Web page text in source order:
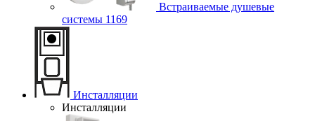
Встраиваемые душевые
системы 1169
Инсталляции
Инсталляции